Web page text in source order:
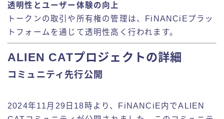
透明性とユーザー体験の向上
トークンの取引や所有権の管理は、FiNANCiEプラッ
トフォームを通じて透明性高く行われます。
ALIEN CATプロジェクトの詳細
コミュニティ先行公開
2024年11月29日18時より、FiNANCiE内でALIEN